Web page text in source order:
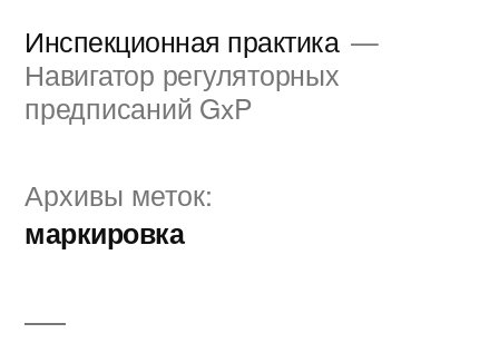
содержимому
Инспекционная практика
Навигатор регуляторных
предписаний GxP
Архивы меток:
маркировка